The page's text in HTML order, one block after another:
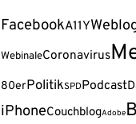
FacebookA11Y
WebinaleCoronavirus
80erPolitikSPDPodcast
iPhoneCouchblogAdobe